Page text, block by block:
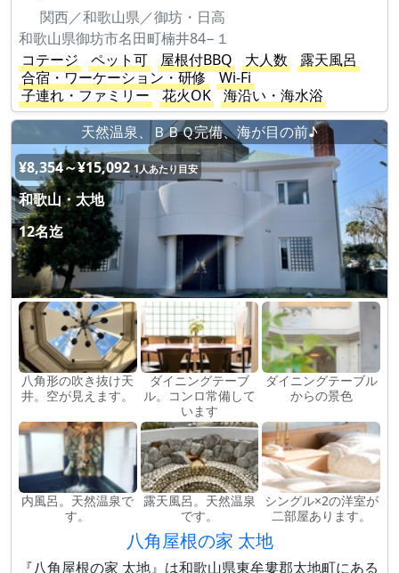
関西／和歌山県／御坊・日高
和歌山県御坊市名田町楠井84−１
コテージ
ペット可 屋根付BBQ 大人数
露天風呂
合宿・ワーケーション・研修
Wi-Fi
子連れ・ファミリー
花火OK
海沿い・海水浴
天然温泉、ＢＢＱ完備、海が目の前♪
¥8,354～¥15,092 1人あたり目安
和歌山・太地
12名迄
八角形の吹き抜け天
井。空が見えます。
ダイニングテーブ
ル。コンロ常備して
います
ダイニングテーブル
からの景色
内風呂。天然温泉で
す。
露天風呂。天然温泉
です。
シングル×2の洋室が
二部屋あります。
八角屋根の家 太地
『八角屋根の家 太地』は和歌山県東牟婁郡太地町にある